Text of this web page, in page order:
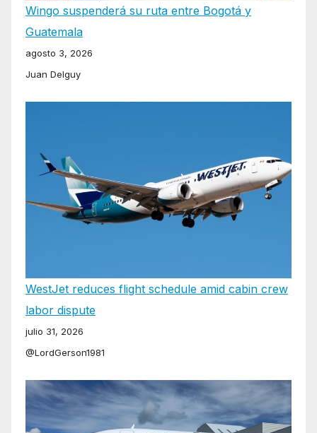
Wingo suspenderá su ruta entre Bogotá y
Guatemala
agosto 3, 2026
Juan Delguy
WestJet reduces flight schedule amid cabin crew
labor dispute
julio 31, 2026
@LordGerson1981